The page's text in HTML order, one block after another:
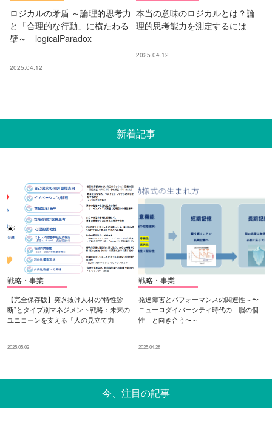
ロジカルの矛盾 ～論理的思考力
と「合理的な行動」に横たわる
壁～ logicalParadox
2025.04.12
本当の意味のロジカルとは？論
理的思考能力を測定するには
2025.04.12
新着記事
戦略・事業
【完全保存版】突き抜け人材の“特性診
断”とタイプ別マネジメント戦略：未来の
ユニコーンを支える「人の見立て力」
2025.05.02
戦略・事業
発達障害とパフォーマンスの関連性～〜
ニューロダイバーシティ時代の「脳の個
性」と向き合う〜～
2025.04.28
今、注目の記事